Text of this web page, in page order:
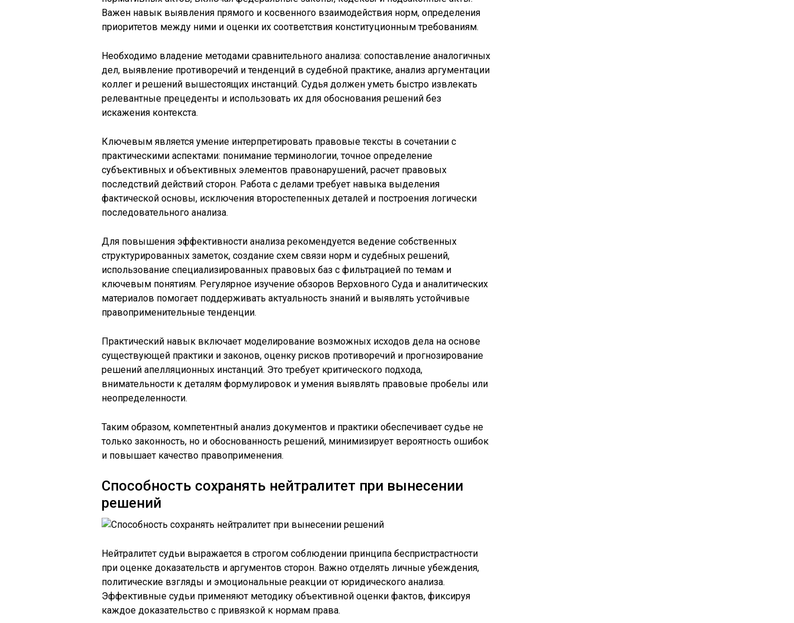
Важен навык выявления прямого и косвенного взаимодействия норм, определения
приоритетов между ними и оценки их соответствия конституционным требованиям.
Необходимо владение методами сравнительного анализа: сопоставление аналогичных
дел, выявление противоречий и тенденций в судебной практике, анализ аргументации
коллег и решений вышестоящих инстанций. Судья должен уметь быстро извлекать
релевантные прецеденты и использовать их для обоснования решений без
искажения контекста.
Ключевым является умение интерпретировать правовые тексты в сочетании с
практическими аспектами: понимание терминологии, точное определение
субъективных и объективных элементов правонарушений, расчет правовых
последствий действий сторон. Работа с делами требует навыка выделения
фактической основы, исключения второстепенных деталей и построения логически
последовательного анализа.
Для повышения эффективности анализа рекомендуется ведение собственных
структурированных заметок, создание схем связи норм и судебных решений,
использование специализированных правовых баз с фильтрацией по темам и
ключевым понятиям. Регулярное изучение обзоров Верховного Суда и аналитических
материалов помогает поддерживать актуальность знаний и выявлять устойчивые
правоприменительные тенденции.
Практический навык включает моделирование возможных исходов дела на основе
существующей практики и законов, оценку рисков противоречий и прогнозирование
решений апелляционных инстанций. Это требует критического подхода,
внимательности к деталям формулировок и умения выявлять правовые пробелы или
неопределенности.
Таким образом, компетентный анализ документов и практики обеспечивает судье не
только законность, но и обоснованность решений, минимизирует вероятность ошибок
и повышает качество правоприменения.
Способность сохранять нейтралитет при вынесении
решений
Нейтралитет судьи выражается в строгом соблюдении принципа беспристрастности
при оценке доказательств и аргументов сторон. Важно отделять личные убеждения,
политические взгляды и эмоциональные реакции от юридического анализа.
Эффективные судьи применяют методику объективной оценки фактов, фиксируя
каждое доказательство с привязкой к нормам права.